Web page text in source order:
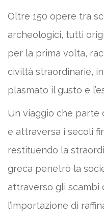
Oltre 150 opere tra
archeologici, tutti
per la prima volta,
civiltà straordinarie,
plasmato il gusto e
Un viaggio che parte
e attraversa i secoli
restituendo la
greca penetrò la
attraverso gli scambi
l’importazione di